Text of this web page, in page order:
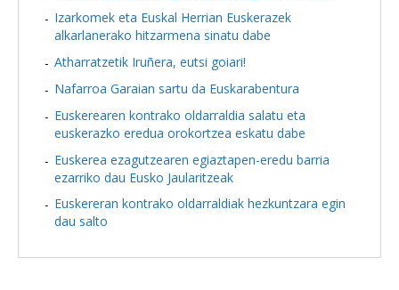
Izarkomek eta Euskal Herrian Euskerazek
alkarlanerako hitzarmena sinatu dabe
Atharratzetik Iruñera, eutsi goiari!
Nafarroa Garaian sartu da Euskarabentura
Euskerearen kontrako oldarraldia salatu eta
euskerazko eredua orokortzea eskatu dabe
Euskerea ezagutzearen egiaztapen-eredu barria
ezarriko dau Eusko Jaularitzeak
Euskereran kontrako oldarraldiak hezkuntzara egin
dau salto